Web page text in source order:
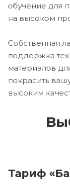
обучение для
на высоком
Собственная
поддержка
материалов
покрасить
высоким
Тариф